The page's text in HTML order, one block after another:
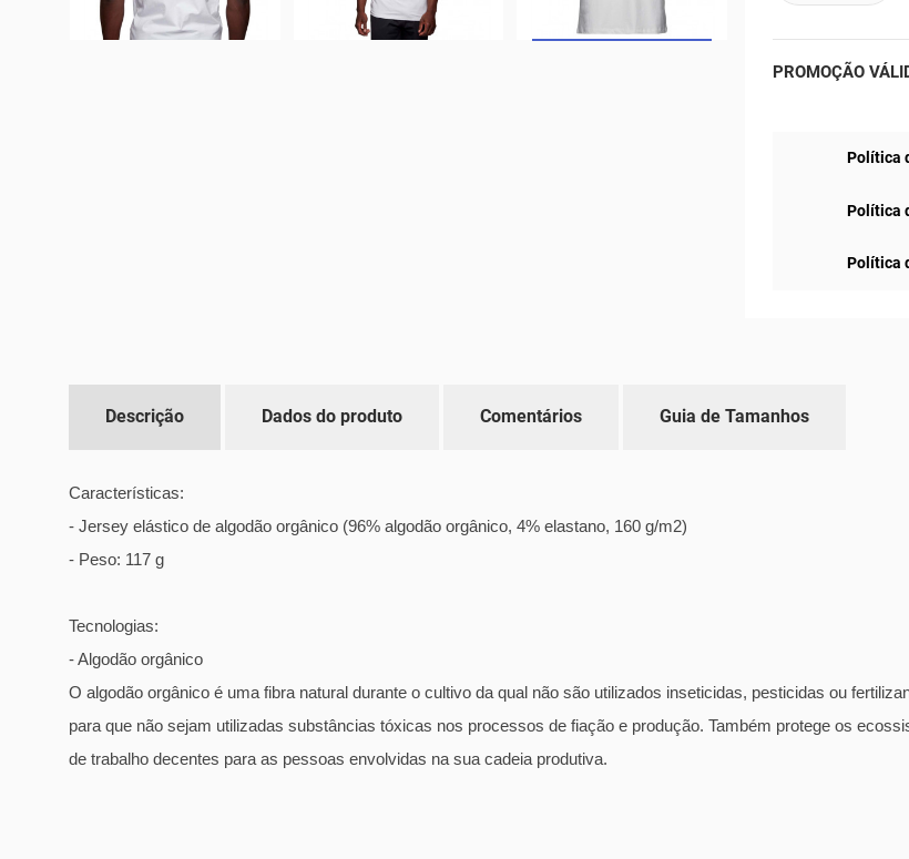
PROMOÇÃO
Política
Política
Política
Descrição Dados do produto Comentários Guia de Tamanhos
Características:
- Jersey elástico de algodão orgânico (96% algodão orgânico, 4% elastano, 160 g/m2)
- Peso: 117 g
Tecnologias:
- Algodão orgânico
O algodão orgânico é uma fibra natural durante o cultivo da qual não são utilizados inseticidas, pesticidas ou
para que não sejam utilizadas substâncias tóxicas nos processos de fiação e produção. Também protege os
de trabalho decentes para as pessoas envolvidas na sua cadeia produtiva.